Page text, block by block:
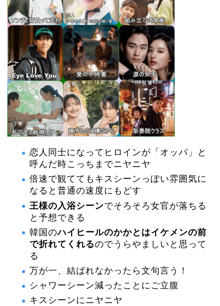
恋人同士になってヒロインが「オッパ」と
呼んだ時こっちまでニヤニヤ
倍速で観ててもキスシーンっぽい雰囲気に
なると普通の速度にもどす
王様の入浴シーンでそろそろ女官が落ちる
と予想できる
韓国のハイヒールのかかとはイケメンの前
で折れてくれるのでうらやましいと思って
る
万が一、結ばれなかったら文句言う！
シャワーシーン減ったことにご立腹
キスシーンにニヤニヤ